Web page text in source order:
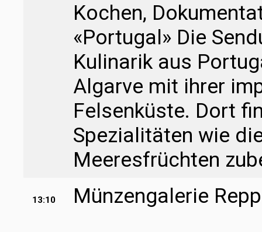
Kochen,
«Portugal» Die
Kulinarik aus
Algarve mit ihrer
Felsenküste. Dort
Spezialitäten wie
Meeresfrüchten
13:10
Münzengalerie